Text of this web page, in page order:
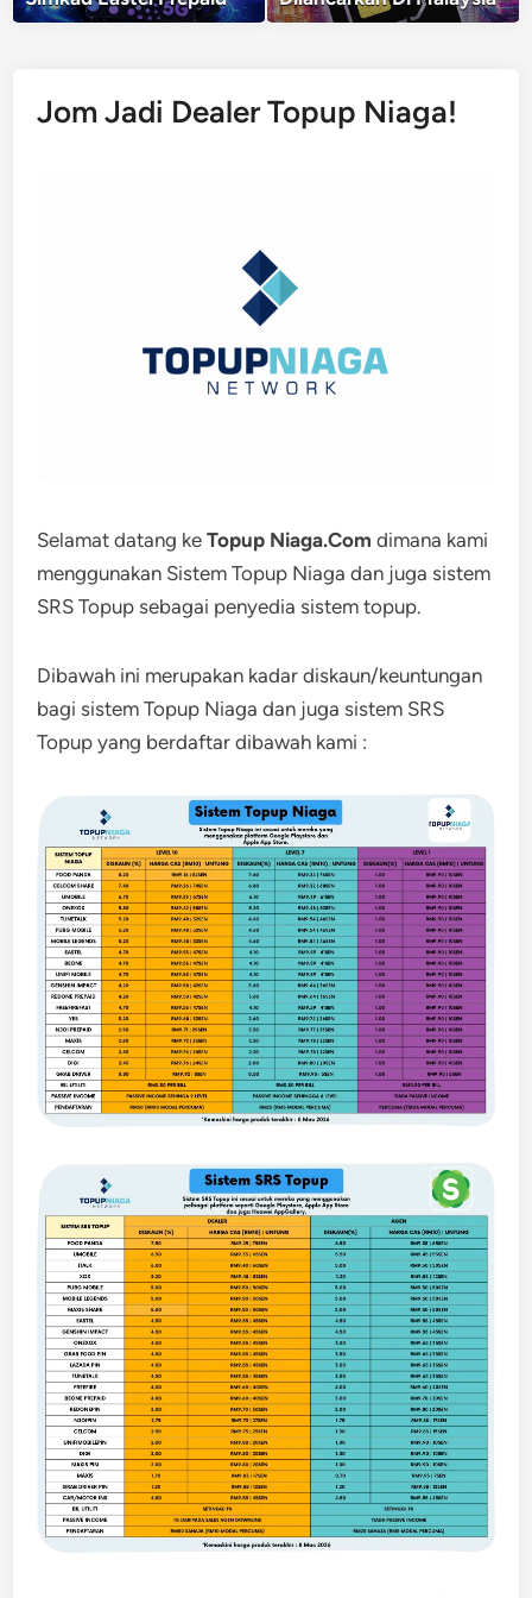
Jom Jadi Dealer Topup Niaga!
Selamat datang keTopup Niaga.Com dimana kami
menggunakan Sistem Topup Niaga dan juga sistem
SRS Topup sebagai penyedia sistem topup.
Dibawah ini merupakan kadar diskaun/keuntungan
bagi sistem Topup Niaga dan juga sistem SRS
Topup yang berdaftar dibawah kami :